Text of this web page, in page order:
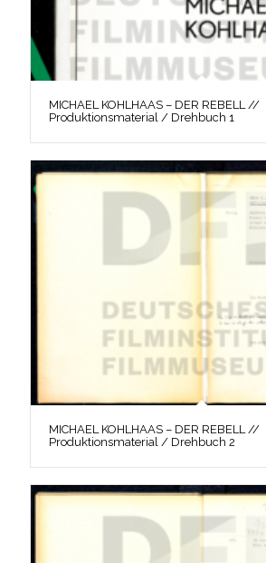
MICHAEL KOHLHAAS – DER REBELL //
Produktionsmaterial / Drehbuch 1
MICHAEL KOHLHAAS – DER REBELL //
Produktionsmaterial / Drehbuch 2